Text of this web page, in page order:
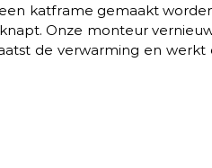
katframe gemaakt
Onze monteur
de verwarming en werkt